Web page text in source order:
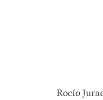
Rocío